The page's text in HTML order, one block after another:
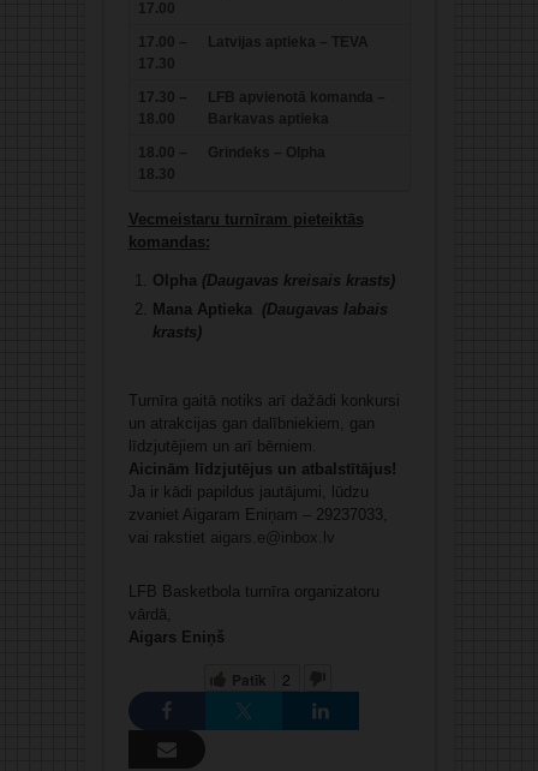
17.00
17.00 –
17.30
Latvijas aptieka – TEVA
17.30 –
18.00
LFB apvienotā komanda –
Barkavas aptieka
18.00 –
18.30
Grindeks – Olpha
Vecmeistaru turnīram pieteiktās
komandas:
Olpha (Daugavas kreisais krasts)
Mana Aptieka (Daugavas labais
krasts)
Turnīra gaitā notiks arī dažādi konkursi
un atrakcijas gan dalībniekiem, gan
līdzjutējiem un arī bērniem.
Aicinām līdzjutējus un atbalstītājus!
Ja ir kādi papildus jautājumi, lūdzu
zvaniet Aigaram Eniņam – 29237033,
vai rakstiet aigars.e@inbox.lv
LFB Basketbola turnīra organizatoru
vārdā,
Aigars Eniņš
Patīk 2